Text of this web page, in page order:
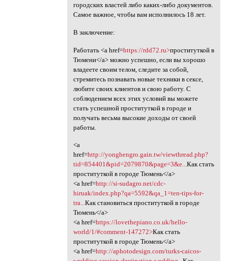
городских властей либо каких-либо документов.
Самое важное, чтобы вам исполнилось 18 лет.
В заключение:
Работать <a href=https://rdd72.ru>проституткой в
Тюмени</a> можно успешно, если вы хорошо
владеете своим телом, следите за собой,
стремитесь познавать новые техники в сексе,
любите своих клиентов и свою работу. С
соблюдением всех этих условий вы можете
стать успешной проституткой в городе и
получать весьма высокие доходы от своей
работы.
<a
href=http://yonghengro.gain.tw/viewthread.php?
tid=854401&pid=2079870&page=3&e...Как стать
проституткой в городе Тюмень</a>
<a href=http://si-sudagro.net/cdc-
hiruak/index.php?qa=5592&qa_1=ten-tips-for-
tra...Как становиться проституткой в городе
Тюмень</a>
<a href=https://lovethepiano.co.uk/hello-
world/1/#comment-147272>Как стать
проституткой в городе Тюмень</a>
<a href=http://aphotodesign.com/turks-caicos-